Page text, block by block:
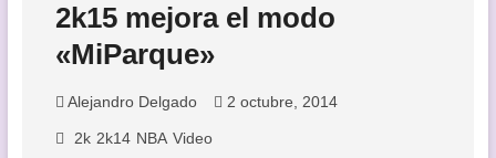
2k15 mejora el modo
«MiParque»
Alejandro Delgado 2 octubre, 2014
2k 2k14 NBA Video